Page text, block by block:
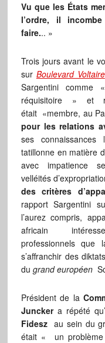
Vu que les États
l’ordre, il
faire... »
Trois jours avant le
sur Boulevard Voltaire
Sargentini
réquisitoire » et
était «membre, au
pour les relations
ses
tatillonne en matière
avec impatience
velléités
des critères
rapport Sargentini
l’aurez compris,
africain intéresse
professionnels que
s’affranchir des
du grand européen
Président de la
Junckera répété
Fidesz au sein du
était « un problème